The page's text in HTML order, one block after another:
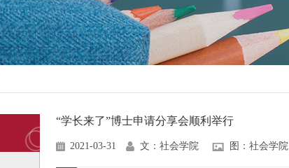
“学长来了”博士申请分享会顺利举行
2021-03-31 文：社会学院 图：社会学院